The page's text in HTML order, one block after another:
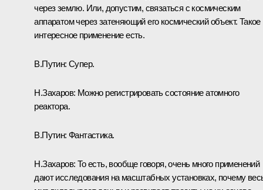
через землю. Или, допустим, связаться с космическим
аппаратом через затеняющий его космический объект. Такое
интересное применение есть.
В.Путин: Супер.
Н.Захаров: Можно регистрировать состояние атомного
реактора.
В.Путин: Фантастика.
Н.Захаров: То есть, вообще говоря, очень много применений
дают исследования на масштабных установках, почему